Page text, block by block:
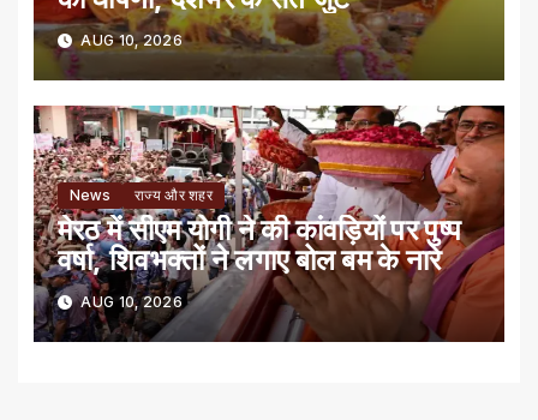
AUG 10, 2026
News राज्य और शहर
मेरठ में सीएम योगी ने की कांवड़ियों पर पुष्प
वर्षा, शिवभक्तों ने लगाए बोल बम के नारे
AUG 10, 2026